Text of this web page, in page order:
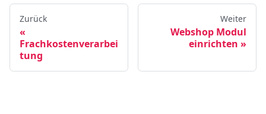
Zurück
Frachkostenverarbei
tung
Weiter
Webshop Modul
einrichten